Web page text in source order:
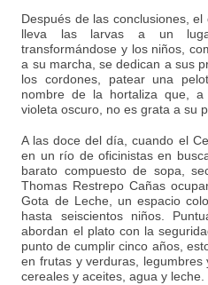
Después de las conclusiones,
lleva las larvas a un
transformándose y los niños,
a su marcha, se dedican a sus
los cordones, patear una
nombre de la hortaliza que,
violeta oscuro, no es grata a su
A las doce del día, cuando el
en un río de oficinistas en
barato compuesto de sopa,
Thomas Restrepo Cañas
Gota de Leche, un espacio
hasta seiscientos niños.
abordan el plato con la
punto de cumplir cinco años,
en frutas y verduras,
cereales y aceites, agua y leche.